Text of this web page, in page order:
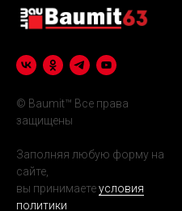
© Baumit™ Все права
защищены
Заполняя любую форму на
сайте,
вы принимаетеусловия
политики